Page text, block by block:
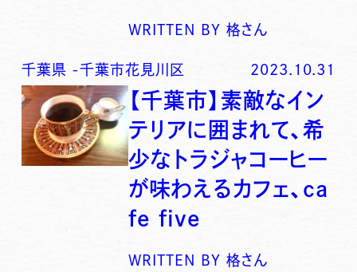
WRITTEN BY 格さん
千葉県 -千葉市花見川区 2023.10.31
【千葉市】素敵なイン
テリアに囲まれて、希
少なトラジャコーヒー
が味わえるカフェ、ca
fe five
WRITTEN BY 格さん